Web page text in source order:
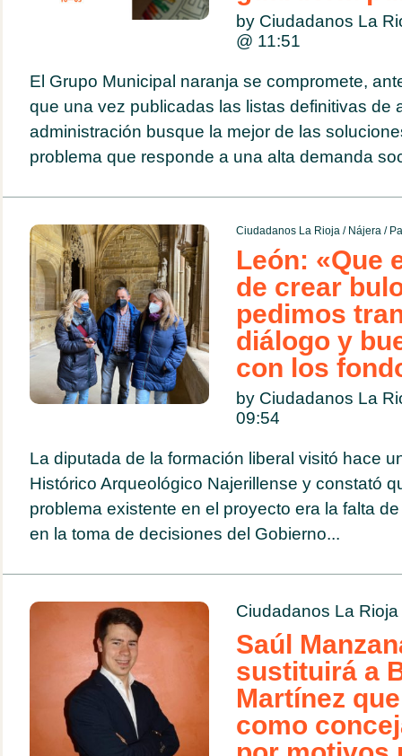
by Ciudadanos La
@ 11:51
El Grupo Municipal naranja se compromete,
que una vez publicadas las listas definitivas de
administración busque la mejor de las
problema que responde a una alta demanda
Ciudadanos La Rioja/ Nájera/
León: «Que
de crear
pedimos
diálogo y
con los
by Ciudadanos La
09:54
La diputada de la formación liberal visitó hace
Histórico Arqueológico Najerillense y constató
problema existente en el proyecto era la falta
en la toma de decisiones del Gobierno...
Ciudadanos La Rioja
Saúl
sustituirá a
Martínez
como